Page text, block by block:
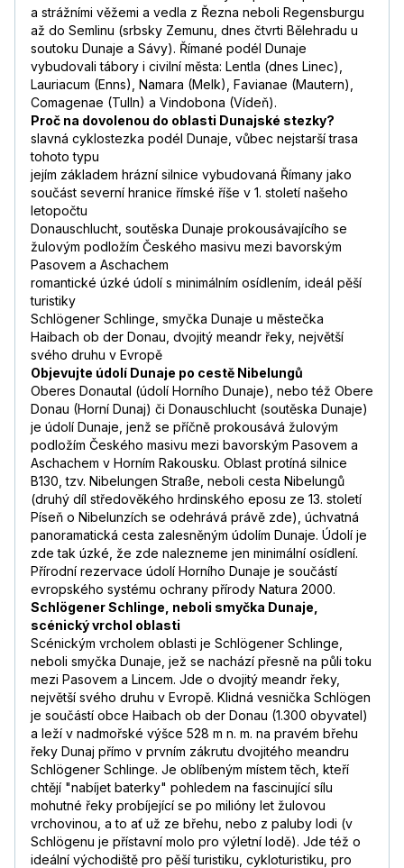
a strážními věžemi a vedla z Řezna neboli Regensburgu
až do Semlinu (srbsky Zemunu, dnes čtvrti Bělehradu u
soutoku Dunaje a Sávy). Římané podél Dunaje
vybudovali tábory i civilní města: Lentla (dnes Linec),
Lauriacum (Enns), Namara (Melk), Favianae (Mautern),
Comagenae (Tulln) a Vindobona (Vídeň).
Proč na dovolenou do oblasti Dunajské stezky?
slavná cyklostezka podél Dunaje, vůbec nejstarší trasa
tohoto typu
jejím základem hrázní silnice vybudovaná Římany jako
součást severní hranice římské říše v 1. století našeho
letopočtu
Donauschlucht, soutěska Dunaje prokousávajícího se
žulovým podložím Českého masivu mezi bavorským
Pasovem a Aschachem
romantické úzké údolí s minimálním osídlením, ideál pěší
turistiky
Schlögener Schlinge, smyčka Dunaje u městečka
Haibach ob der Donau, dvojitý meandr řeky, největší
svého druhu v Evropě
Objevujte údolí Dunaje po cestě Nibelungů
Oberes Donautal (údolí Horního Dunaje), nebo též Obere
Donau (Horní Dunaj) či Donauschlucht (soutěska Dunaje)
je údolí Dunaje, jenž se příčně prokousává žulovým
podložím Českého masivu mezi bavorským Pasovem a
Aschachem v Horním Rakousku. Oblast protíná silnice
B130, tzv. Nibelungen Straße, neboli cesta Nibelungů
(druhý díl středověkého hrdinského eposu ze 13. století
Píseň o Nibelunzích se odehrává právě zde), úchvatná
panoramatická cesta zalesněným údolím Dunaje. Údolí je
zde tak úzké, že zde nalezneme jen minimální osídlení.
Přírodní rezervace údolí Horního Dunaje je součástí
evropského systému ochrany přírody Natura 2000.
Schlögener Schlinge, neboli smyčka Dunaje,
scénický vrchol oblasti
Scénickým vrcholem oblasti je Schlögener Schlinge,
neboli smyčka Dunaje, jež se nachází přesně na půli toku
mezi Pasovem a Lincem. Jde o dvojitý meandr řeky,
největší svého druhu v Evropě. Klidná vesnička Schlögen
je součástí obce Haibach ob der Donau (1.300 obyvatel)
a leží v nadmořské výšce 528 m n. m. na pravém břehu
řeky Dunaj přímo v prvním zákrutu dvojitého meandru
Schlögener Schlinge. Je oblíbeným místem těch, kteří
chtějí "nabíjet baterky" pohledem na fascinující sílu
mohutné řeky probíjející se po milióny let žulovou
vrchovinou, a to ať už ze břehu, nebo z paluby lodi (v
Schlögenu je přístavní molo pro výletní lodě). Jde též o
ideální východiště pro pěší turistiku, cykloturistiku, pro